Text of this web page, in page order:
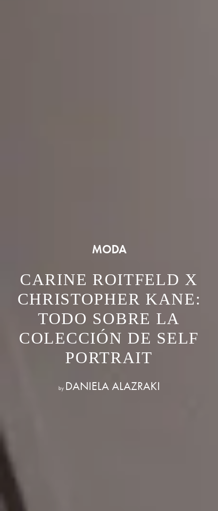
MODA
CARINE ROITFELD X
CHRISTOPHER KANE:
TODO SOBRE LA
COLECCIÓN DE SELF
PORTRAIT
by DANIELA ALAZRAKI